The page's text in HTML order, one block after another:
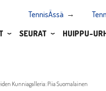
TennisÄssä
SEURAT HUIPPU-
Kunniagalleria: Piia Suomalainen